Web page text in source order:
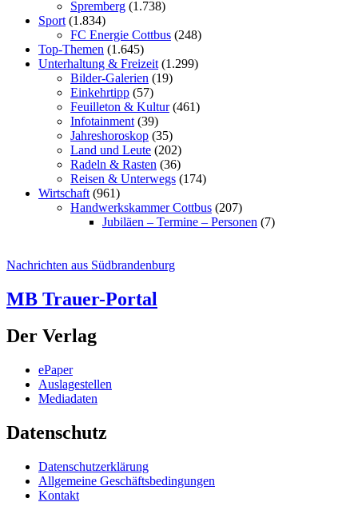
Spremberg (1.738)
Sport (1.834)
FC Energie Cottbus (248)
Top-Themen (1.645)
Unterhaltung & Freizeit (1.299)
Bilder-Galerien (19)
Einkehrtipp (57)
Feuilleton & Kultur(461)
Infotainment (39)
Jahreshoroskop (35)
Land und Leute (202)
Radeln & Rasten (36)
Reisen & Unterwegs (174)
Wirtschaft (961)
Handwerkskammer Cottbus (207)
Jubiläen – Termine – Personen (7)
Nachrichten aus Südbrandenburg
MB Trauer-Portal
Der Verlag
ePaper
Auslagestellen
Mediadaten
Datenschutz
Datenschutzerklärung
Allgemeine Geschäftsbedingungen
Kontakt